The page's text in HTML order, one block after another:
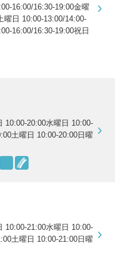
16:00/16:30-19:00金曜
曜日 10:00-13:00/14:00-
16:00/16:30-19:00祝日
10:00-20:00水曜日 10:00-
土曜日 10:00-20:00日曜
10:00-21:00水曜日 10:00-
土曜日 10:00-21:00日曜
ダビング